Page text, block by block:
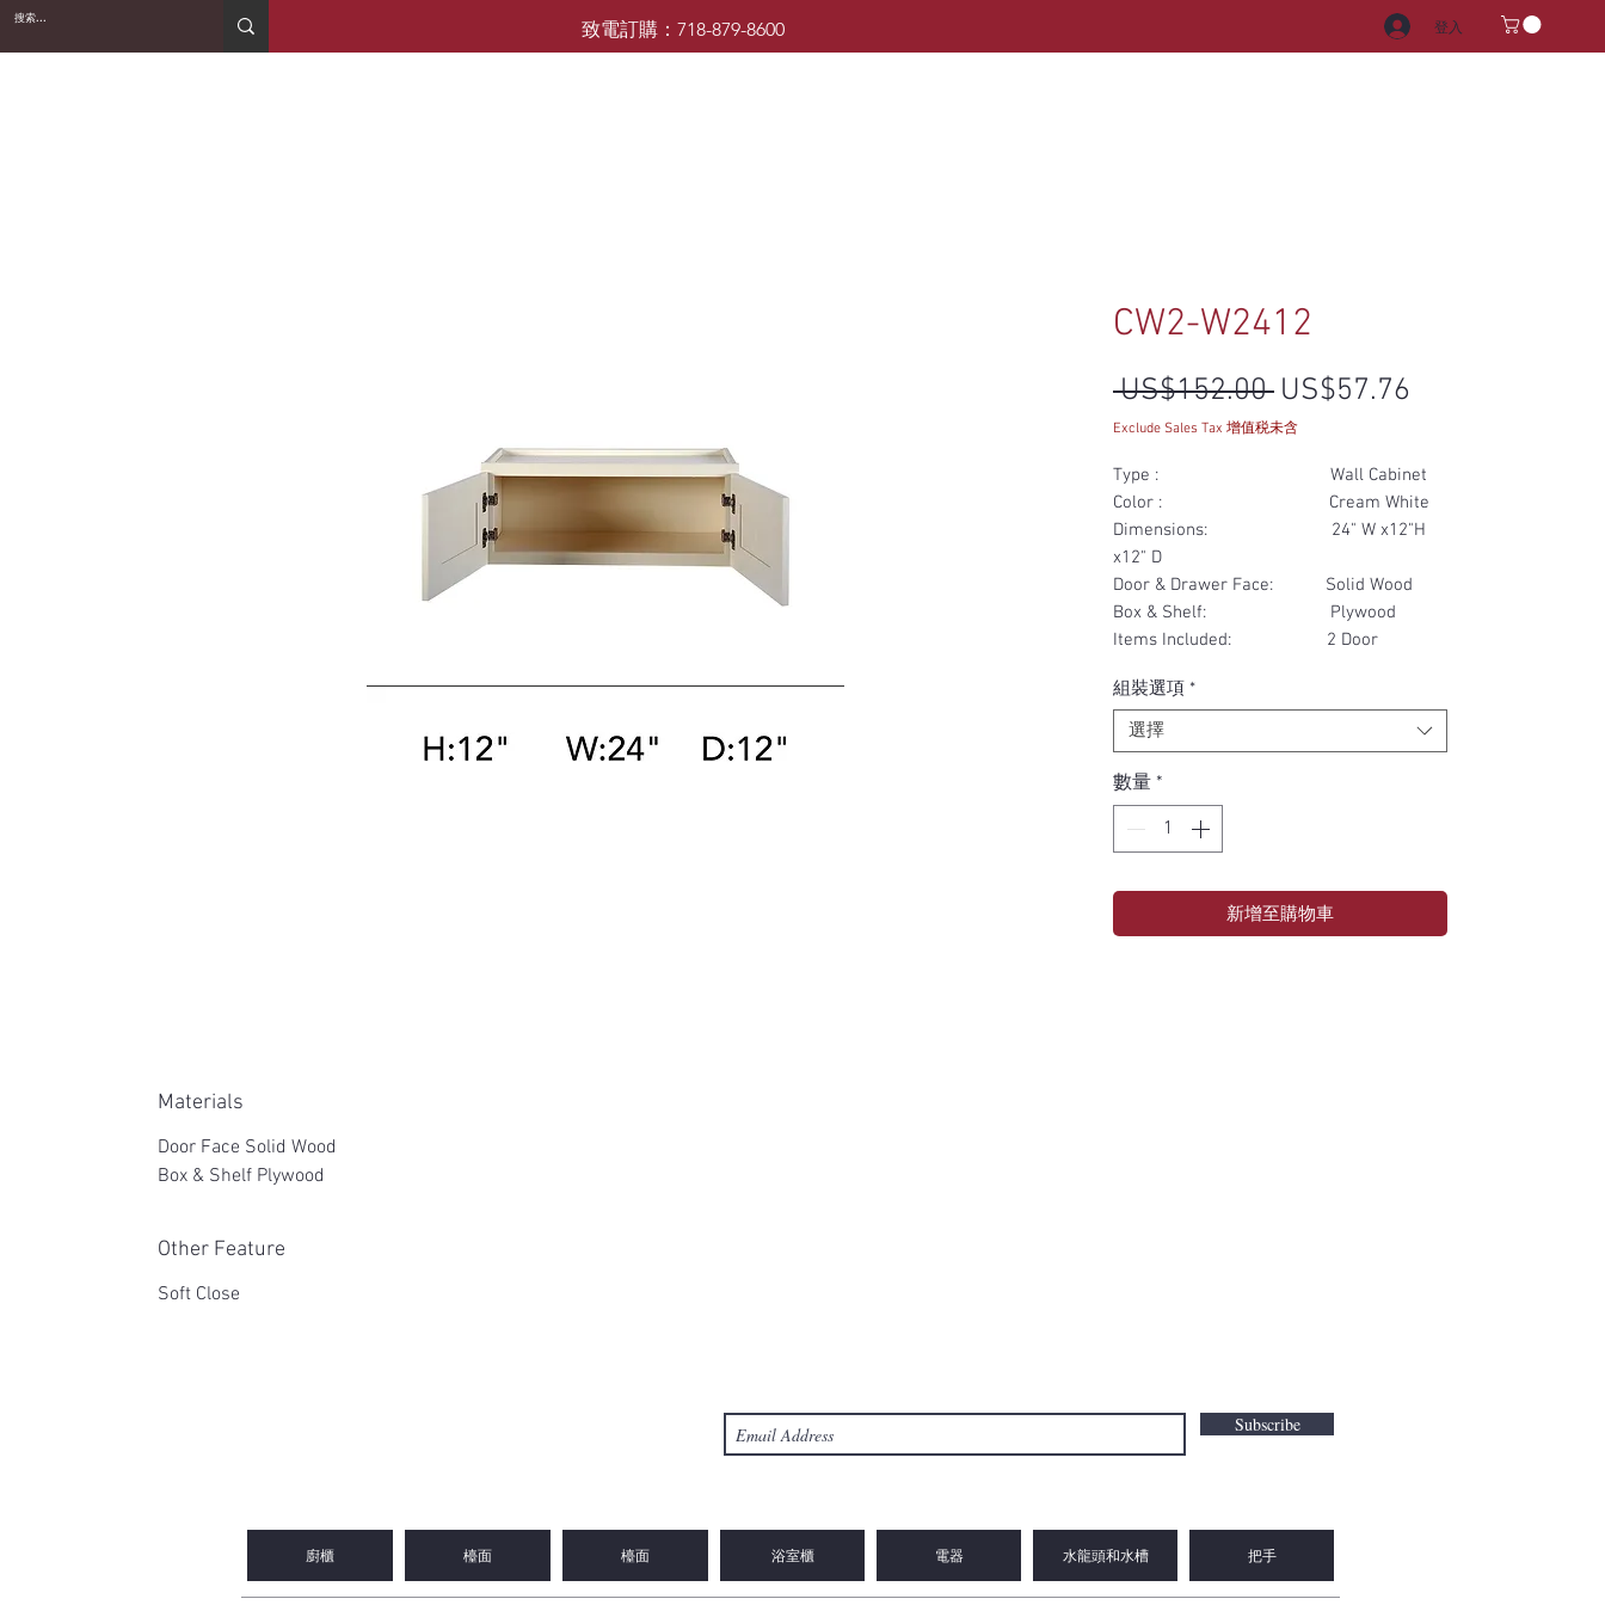
致電訂購：718-879-8600 登入
CW2-W2412
US$152.00 一般價格
US$57.76
Exclude Sales Tax 增值税未含
Type : Wall Cabinet
Color : Cream White
Dimensions: 24" W x12"H
x12" D
Door & Drawer Face: Solid Wood
Box & Shelf: Plywood
Items Included: 2 Door
組裝選項 *
選擇
數量 *
新增至購物車
Materials
Door Face Solid Wood
Box & Shelf Plywood
Other Feature
Soft Close
Subscribe
廚櫃 檯面 檯面 浴室櫃 電器 水龍頭和水槽 把手